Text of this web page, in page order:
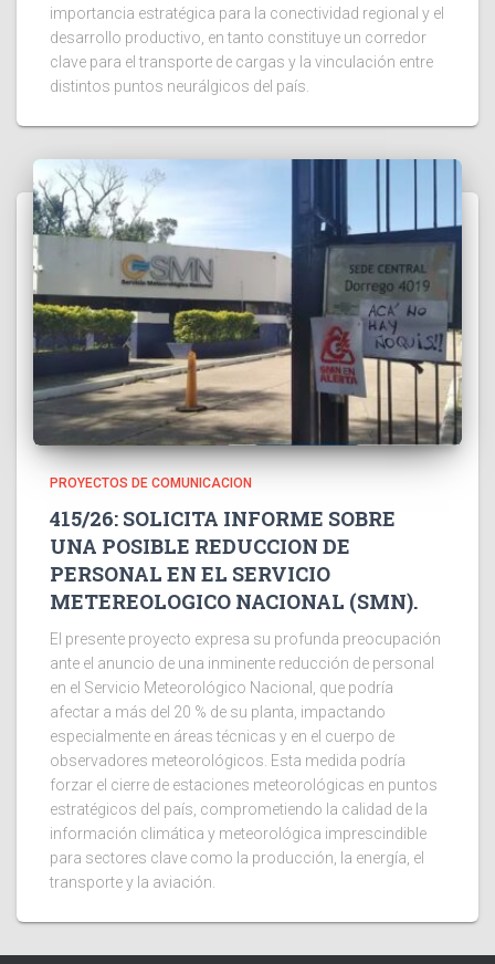
importancia estratégica para la conectividad regional y el
desarrollo productivo, en tanto constituye un corredor
clave para el transporte de cargas y la vinculación entre
distintos puntos neurálgicos del país.
PROYECTOS DE COMUNICACION
415/26: SOLICITA INFORME SOBRE
UNA POSIBLE REDUCCION DE
PERSONAL EN EL SERVICIO
METEREOLOGICO NACIONAL (SMN).
El presente proyecto expresa su profunda preocupación
ante el anuncio de una inminente reducción de personal
en el Servicio Meteorológico Nacional, que podría
afectar a más del 20 % de su planta, impactando
especialmente en áreas técnicas y en el cuerpo de
observadores meteorológicos. Esta medida podría
forzar el cierre de estaciones meteorológicas en puntos
estratégicos del país, comprometiendo la calidad de la
información climática y meteorológica imprescindible
para sectores clave como la producción, la energía, el
transporte y la aviación.